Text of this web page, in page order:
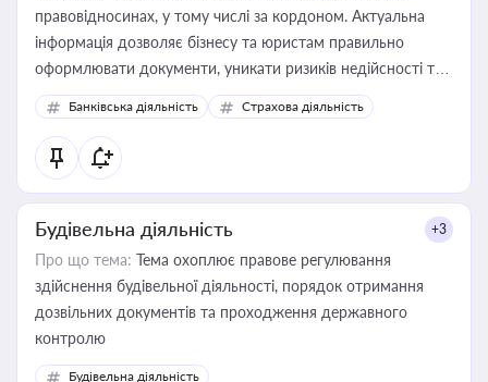
правовідносинах, у тому числі за кордоном. Актуальна
інформація дозволяє бізнесу та юристам правильно
оформлювати документи, уникати ризиків недійсності та
забезпечувати їх належне прийняття органами влади та
контрагентами
Банківська діяльність Страхова діяльність
Будівельна діяльність +3
Про що тема: Тема охоплює правове регулювання
здійснення будівельної діяльності, порядок отримання
дозвільних документів та проходження державного
контролю
Будівельна діяльність